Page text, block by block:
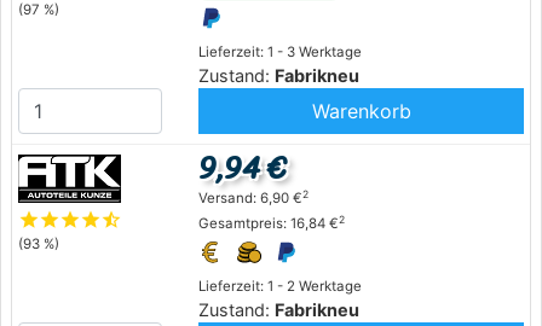
(97 %)
Lieferzeit: 1 - 3 Werktage
Zustand: Fabrikneu
Warenkorb
starstarstarstarstar_half
(93 %)
Lieferzeit: 1 - 2 Werktage
Zustand: Fabrikneu
9,94 €
Versand: 6,90 €2
Gesamtpreis: 16,84 €2